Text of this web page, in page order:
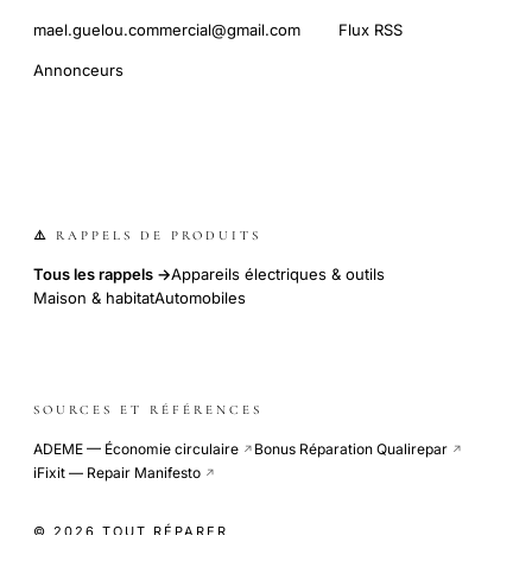
mael.guelou.commercial@gmail.com
Annonceurs
Flux RSS
⚠️ RAPPELS DE PRODUITS
Tous les rappels →Appareils électriques & outils
Maison & habitatAutomobiles
SOURCES ET RÉFÉRENCES
ADEME — Économie circulaire ↗ Bonus Réparation Qualirepar ↗
iFixit — Repair Manifesto ↗
© 2026 TOUT RÉPARER